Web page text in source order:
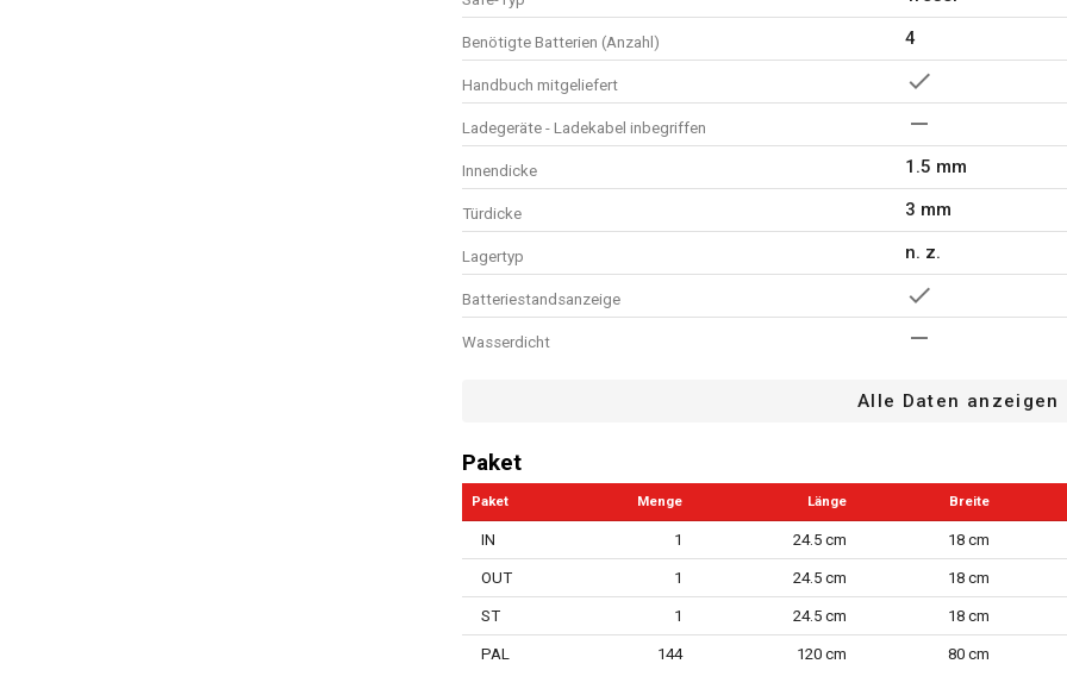
Benötigte Batterien (Anzahl) 4
Handbuch mitgeliefert
Ladegeräte - Ladekabel inbegriffen
Innendicke 1.5 mm
Türdicke 3 mm
Lagertyp n. z.
Batteriestandsanzeige
Wasserdicht
Großes Staufach
Mastercode möglich
Einschließlich Fachboden
Alle Daten anzeigen
Paket
Paket Menge Länge Breite
IN 1 24.5 cm 18 cm
OUT 1 24.5 cm 18 cm
ST 1 24.5 cm 18 cm
PAL 144 120 cm 80 cm